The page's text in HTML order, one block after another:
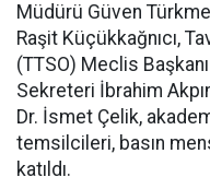
Müdürü Güven
Raşit Küçükkağnıcı,
(TTSO) Meclis
Sekreteri İbrahim
Dr. İsmet Çelik,
temsilcileri, basın
katıldı.